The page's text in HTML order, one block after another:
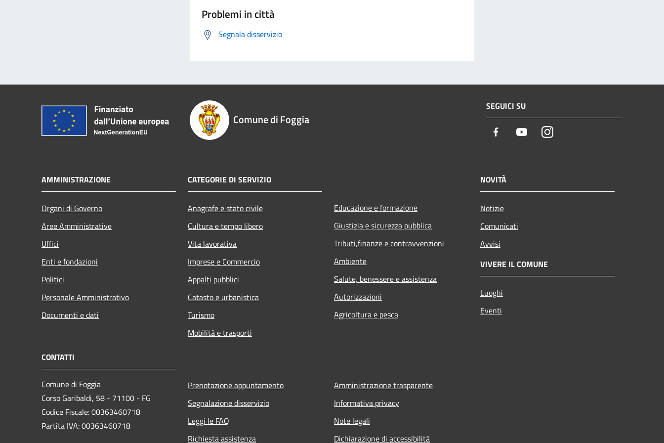
Problemi in città
Segnala disservizio
Comune di Foggia
SEGUICI SU
Facebook YoutubeInstagram
AMMINISTRAZIONE
Organi di Governo
Aree Amministrative
Uffici
Enti e fondazioni
Politici
Personale Amministrativo
Documenti e dati
CATEGORIE DI SERVIZIO
Anagrafe e stato civile
Cultura e tempo libero
Vita lavorativa
Imprese e Commercio
Appalti pubblici
Catasto e urbanistica
Turismo
Mobilità e trasporti
Educazione e formazione
Giustizia e sicurezza pubblica
Tributi,finanze e contravvenzioni
Ambiente
Salute, benessere e assistenza
Autorizzazioni
Agricoltura e pesca
NOVITÀ
Notizie
Comunicati
Avvisi
VIVERE IL COMUNE
Luoghi
Eventi
CONTATTI
Comune di Foggia
Corso Garibaldi, 58 - 71100 - FG
Codice Fiscale: 00363460718
Partita IVA: 00363460718
Prenotazione appuntamento
Segnalazione disservizio
Leggi le FAQ
Richiesta assistenza
Amministrazione trasparente
Informativa privacy
Note legali
Dichiarazione di accessibilità